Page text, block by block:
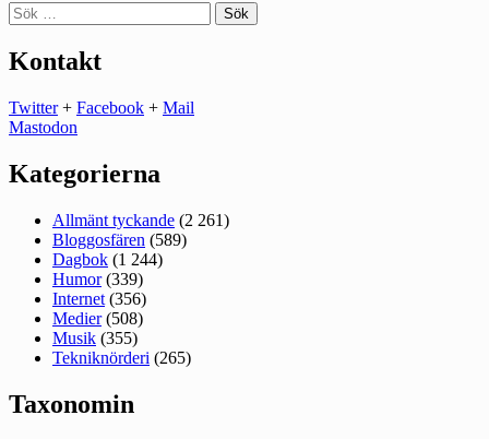
Sök
efter:
Kontakt
Twitter+ Facebook + Mail
Mastodon
Kategorierna
Allmänt tyckande (2 261)
Bloggosfären (589)
Dagbok (1 244)
Humor(339)
Internet (356)
Medier(508)
Musik (355)
Tekniknörderi (265)
Taxonomin